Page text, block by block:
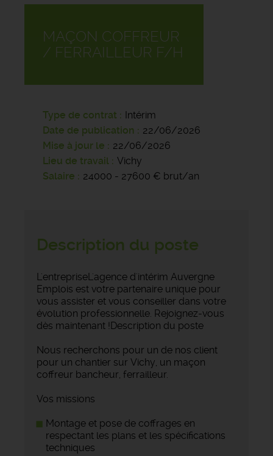
MAÇON COFFREUR
/ FERRAILLEUR F/H
Type de contrat
Intérim
Date de publication
22/06/2026
Mise à jour le
22/06/2026
Lieu de travail
Vichy
Salaire
24000 - 27600 € brut/an
Description du poste
L'entrepriseL'agence d'intérim Auvergne
Emplois est votre partenaire unique pour
vous assister et vous conseiller dans votre
évolution professionnelle. Rejoignez-vous
dès maintenant !Description du poste
Nous recherchons pour un de nos client
pour un chantier sur Vichy, un maçon
coffreur bancheur, ferrailleur.
Vos missions
Montage et pose de coffrages ️en
respectant les plans et les spécifications
techniques